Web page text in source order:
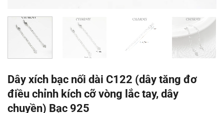
Dây xích bạc nối dài C122 (dây tăng đơ
điều chỉnh kích cỡ vòng lắc tay, dây
chuyền) Bạc 925